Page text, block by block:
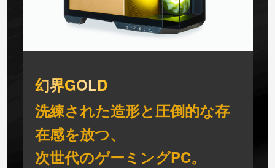
幻界GOLD
洗練された造形と圧倒的な存
在感を放つ、
次世代のゲーミングPC。